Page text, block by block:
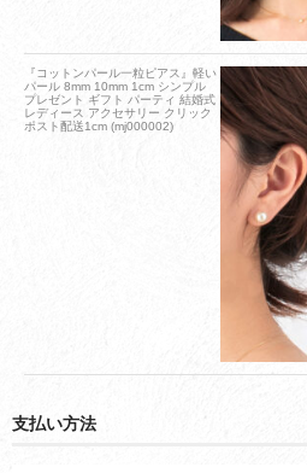
『コットンパール一粒ピアス』軽い
パール 8mm 10mm 1cm シンプル
プレゼント ギフト パーティ 結婚式
レディース アクセサリー クリック
ポスト配送1cm (mj000002)
支払い方法